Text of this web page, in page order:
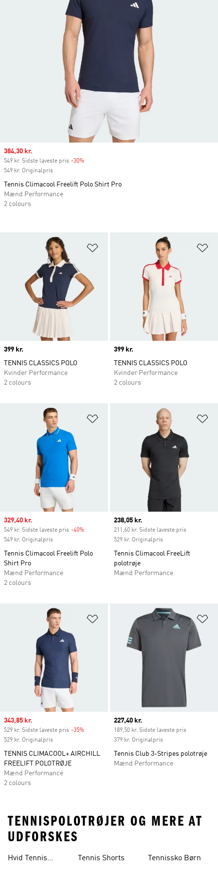
Føj til ønskeliste
Price
399 kr.
TENNIS CLASSICS POLO
Kvinder Performance
2 colours
Price
399 kr.
TENNIS CLASSICS POLO
Kvinder Performance
2 colours
Sale price
329,40 kr.
549 kr. Sidste laveste pris -40%
549 kr. Originalpris
Tennis Climacool Freelift Polo
Shirt Pro
Mænd Performance
2 colours
Current price
238,05 kr.
211,60 kr. Sidste laveste pris
529 kr. Originalpris
Tennis Climacool FreeLift
polotrøje
Mænd Performance
Føj til ønskeliste
Sale price
343,85 kr.
529 kr. Sidste laveste pris -35%
529 kr. Originalpris
TENNIS CLIMACOOL+ AIRCHILL
FREELIFT POLOTRØJE
Mænd Performance
2 colours
Current price
227,40 kr.
189,50 kr. Sidste laveste pris
379 kr. Originalpris
Tennis Club 3-Stripes polotrøje
Mænd Performance
Sale price
384,30 kr.
549 kr. Sidste laveste pris -30%
549 kr. Originalpris
Tennis Climacool Freelift Polo Shirt Pro
Mænd Performance
2 colours
TENNISPOLOTRØJER OG MERE AT
UDFORSKES
Hvid Tennis
Tennis Shorts Tennissko Børn